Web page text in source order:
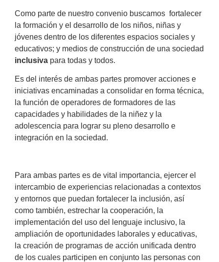
Como parte de nuestro convenio buscamos fortalecer
la formación y el desarrollo de los niños, niñas y
jóvenes dentro de los diferentes espacios sociales y
educativos; y medios de construcción de una sociedad
inclusiva para todas y todos.
Es del interés de ambas partes promover acciones e
iniciativas encaminadas a consolidar en forma técnica,
la función de operadores de formadores de las
capacidades y habilidades de la niñez y la
adolescencia para lograr su pleno desarrollo e
integración en la sociedad.
Para ambas partes es de vital importancia, ejercer el
intercambio de experiencias relacionadas a contextos
y entornos que puedan fortalecer la inclusión, así
como también, estrechar la cooperación, la
implementación del uso del lenguaje inclusivo, la
ampliación de oportunidades laborales y educativas,
la creación de programas de acción unificada dentro
de los cuales participen en conjunto las personas con